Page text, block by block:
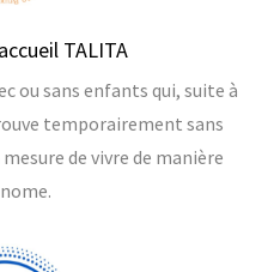
TALITA
ou sans enfants qui, suite à
temporairement sans
de vivre de manière